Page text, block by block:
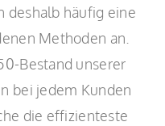
deshalb häufig eine
Methoden an.
Bestand unserer
bei jedem Kunden
die effizienteste